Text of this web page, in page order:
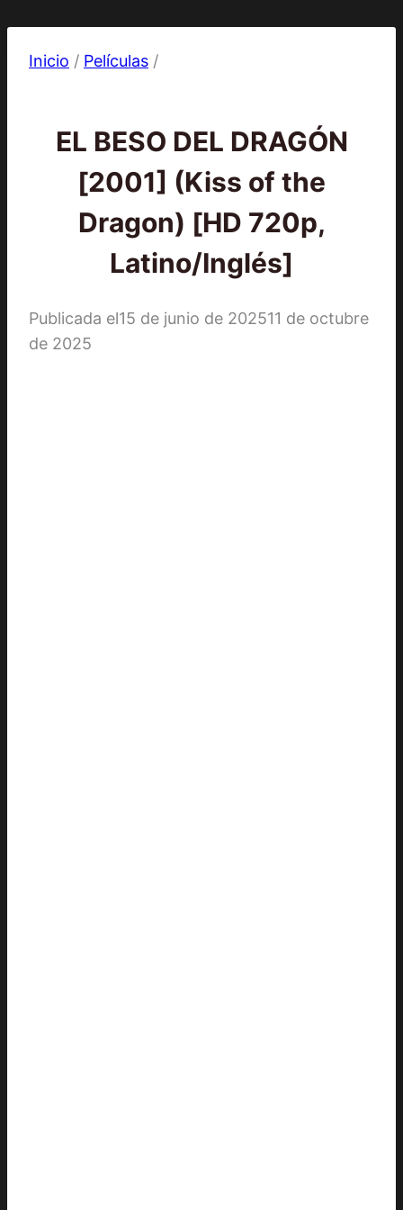
Inicio / Películas /
EL BESO DEL DRAGÓN
[2001] (Kiss of the
Dragon) [HD 720p,
Latino/Inglés]
Publicada el15 de junio de 202511 de octubre
de 2025